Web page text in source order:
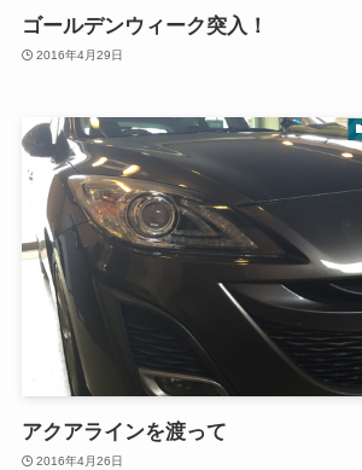
ゴールデンウィーク突入！
2016年4月29日
アクアラインを渡って
2016年4月26日